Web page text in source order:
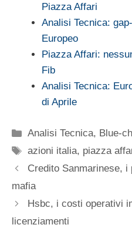
Piazza Affari
Analisi Tecnica:
Europeo
Piazza Affari:
Fib
Analisi Tecnica:
di Aprile
Categorie
Analisi Tecnica, Blue-
Tag
azioni italia, piazza
Credito Sanmarinese,
mafia
Hsbc, i costi operativi
licenziamenti